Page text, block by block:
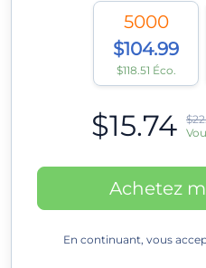
5000
$104.99
$118.51 Éco.
$15.74
Achetez
En continuant, vous